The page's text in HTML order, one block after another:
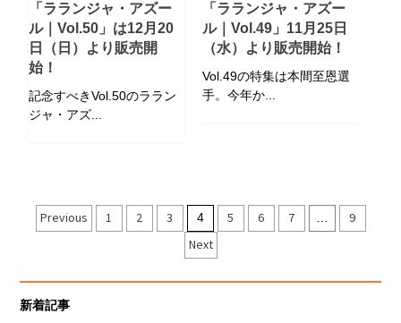
「ラランジャ・アズー
ル｜Vol.50」は12月20
日（日）より販売開
始！
記念すべきVol.50のララン
ジャ・アズ...
「ラランジャ・アズー
ル｜Vol.49」11月25日
（水）より販売開始！
Vol.49の特集は本間至恩選
手。今年か...
投
の
ペ
Previous 1 2 3 4 5 6 7
9
Next
新着記事